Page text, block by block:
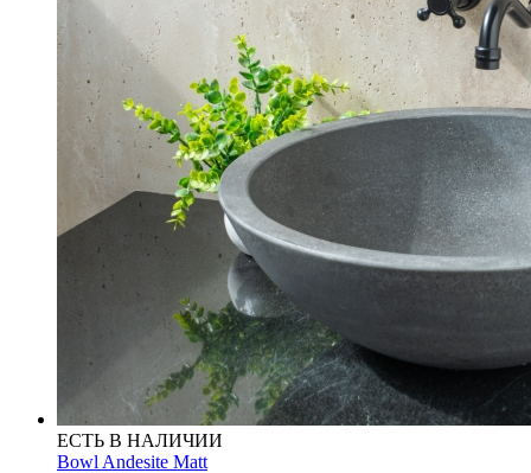
ЕСТЬ В НАЛИЧИИ
Bowl Andesite Matt